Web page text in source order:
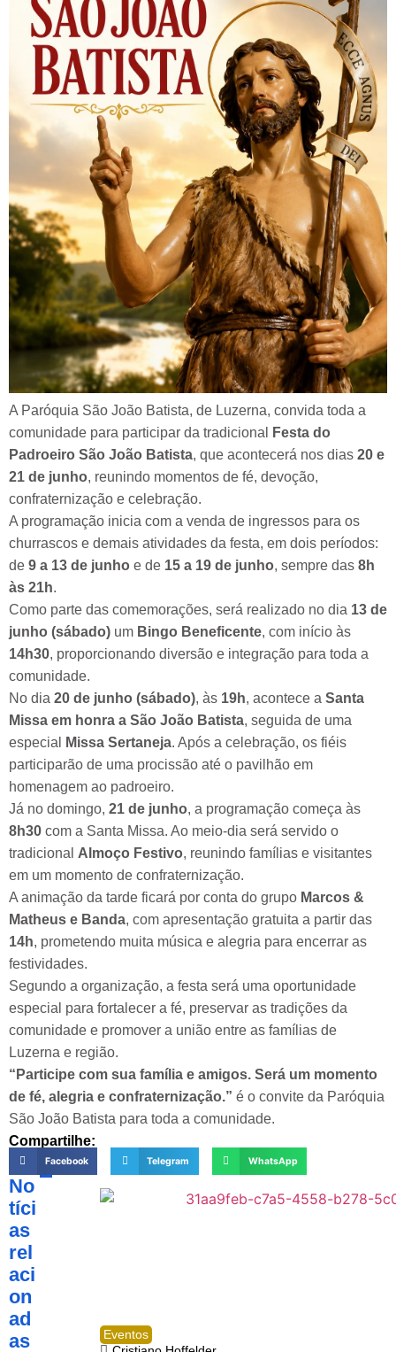
A Paróquia São João Batista, de Luzerna, convida toda a
comunidade para participar da tradicional
Festa do
Padroeiro São João Batista, que acontecerá nos dias 20 e
21 de junho, reunindo momentos de fé, devoção,
confraternização e celebração.
A programação inicia com a venda de ingressos para os
churrascos e demais atividades da festa, em dois períodos:
de 9 a 13 de junho e de 15 a 19 de junho, sempre das 8h
às 21h.
Como parte das comemorações, será realizado no dia 13 de
junho (sábado) um Bingo Beneficente, com início às
14h30, proporcionando diversão e integração para toda a
comunidade.
No dia 20 de junho (sábado), às 19h, acontece a Santa
Missa em honra a São João Batista, seguida de uma
especial
Missa Sertaneja. Após a celebração, os fiéis
participarão de uma procissão até o pavilhão em
homenagem ao padroeiro.
Já no domingo, 21 de junho, a programação começa às
8h30 com a Santa Missa. Ao meio-dia será servido o
tradicional Almoço Festivo, reunindo famílias e visitantes
em um momento de confraternização.
A animação da tarde ficará por conta do grupo Marcos &
Matheus e Banda, com apresentação gratuita a partir das
14h, prometendo muita música e alegria para encerrar as
festividades.
Segundo a organização, a festa será uma oportunidade
especial para fortalecer a fé, preservar as tradições da
comunidade e promover a união entre as famílias de
Luzerna e região.
“Participe com sua família e amigos. Será um momento
de fé, alegria e confraternização.” é o convite da Paróquia
São João Batista para toda a comunidade.
Compartilhe:
Facebook Telegram WhatsApp
No
tíci
as
rel
aci
on
ad
as
Eventos